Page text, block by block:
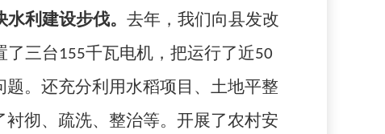
水利建设步伐。 去年，我们向县发改
了三台155千瓦电机，把运行了近50
。还充分利用水稻项目、土地平整
彻、疏洗、整治等。开展了农村安